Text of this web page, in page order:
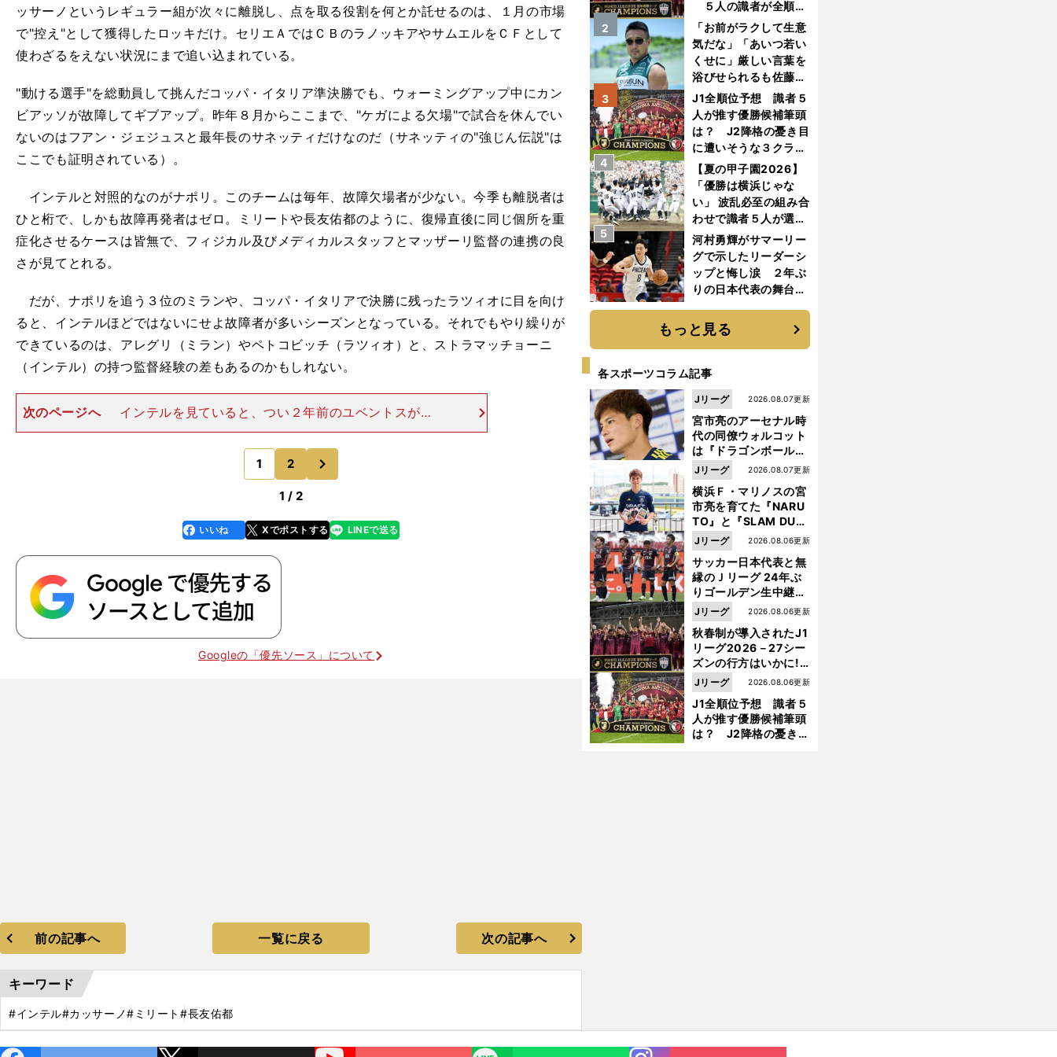
ッサーノというレギュラー組が次々に離脱し、点を取る役割を何とか託せるのは、１月の市場
で"控え"として獲得したロッキだけ。セリエＡではＣＢのラノッキアやサムエルをＣＦとして
使わざるをえない状況にまで追い込まれている。
"動ける選手"を総動員して挑んだコッパ・イタリア準決勝でも、ウォーミングアップ中にカン
ビアッソが故障してギブアップ。昨年８月からここまで、"ケガによる欠場"で試合を休んでい
ないのはフアン・ジェジュスと最年長のサネッティだけなのだ（サネッティの"強じん伝説"は
ここでも証明されている）。
インテルと対照的なのがナポリ。このチームは毎年、故障欠場者が少ない。今季も離脱者は
ひと桁で、しかも故障再発者はゼロ。ミリートや長友佑都のように、復帰直後に同じ個所を重
症化させるケースは皆無で、フィジカル及びメディカルスタッフとマッザーリ監督の連携の良
さが見てとれる。
だが、ナポリを追う３位のミランや、コッパ・イタリアで決勝に残ったラツィオに目を向け
ると、インテルほどではないにせよ故障者が多いシーズンとなっている。それでもやり繰りが
できているのは、アレグリ（ミラン）やペトコビッチ（ラツィオ）と、ストラマッチョーニ
（インテル）の持つ監督経験の差もあるのかもしれない。
次のページへ
インテルを見ていると、つい２年前のユベントスが思
い起こされる。 カペッロという"君主"のもとで頂点に立っていたユー
ベは、カルチョスキャンダルを境に復権に苦労した。特に2009年から
の２シーズンは、
1 2
1 / 2
faceboo
k
いいね Xでポストする
line LINEで送る
Googleの「優先ソース」について
前の記事へ 一覧に戻る 次の記事へ
キーワード
#インテル#カッサーノ#ミリート #長友佑都
５人の識者が全順位
を大胆予想
「お前がラクして生意
気だな」「あいつ若い
くせに」厳しい言葉を
浴びせられるも佐藤慎
太郎が貫いた誇りとフ
ァンへの思い
2
J1全順位予想 識者５
人が推す優勝候補筆頭
は？ J2降格の憂き目
に遭いそうな３クラブ
とは？
3
【夏の甲子園2026】
「優勝は横浜じゃな
い」 波乱必至の組み合
わせで識者５人が選ん
だ優勝校はここだ！
4
河村勇輝がサマーリー
グで示したリーダーシ
ップと悔し涙 ２年ぶ
りの日本代表の舞台を
は続く
5
もっと見る
各スポーツコラム記事
宮市亮のアーセナル時
代の同僚ウォルコット
は『ドラゴンボール』
が大好き ポドルスキは
日向小次郎に憧れてい
た
2026.08.07更新
Jリーグ
横浜Ｆ・マリノスの宮
市亮を育てた『NARU
TO』と『SLAM DUN
K』 中京大中京の同
級生・木原龍一は"ジ
ャンプ係"だった
2026.08.07更新
Jリーグ
サッカー日本代表と無
縁のＪリーグ 24年ぶ
りゴールデン生中継の
開幕戦でヘタな試合は
見せられない
2026.08.06更新
Jリーグ
秋春制が導入されたJ1
リーグ2026－27シー
ズンの行方はいかに!?
５人の識者が全順位
を大胆予想
2026.08.06更新
Jリーグ
J1全順位予想 識者５
人が推す優勝候補筆頭
は？ J2降格の憂き目
2026.08.06更新
Jリーグ